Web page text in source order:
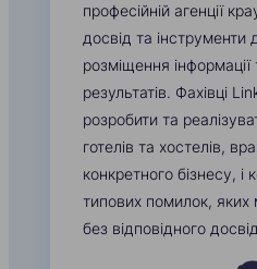
професійній агенції
досвід та інструменти
розміщення інформації
результатів. Фахівці
розробити та
готелів та хостелів,
конкретного бізнесу,
типових помилок, яких
без відповідного